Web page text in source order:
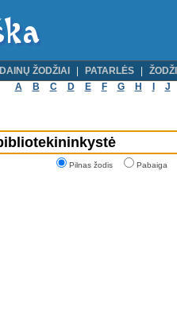
DAINŲ ŽODŽIAI PATARLĖS
A
B C D E F G H J
Pilnas žodis Pabaiga